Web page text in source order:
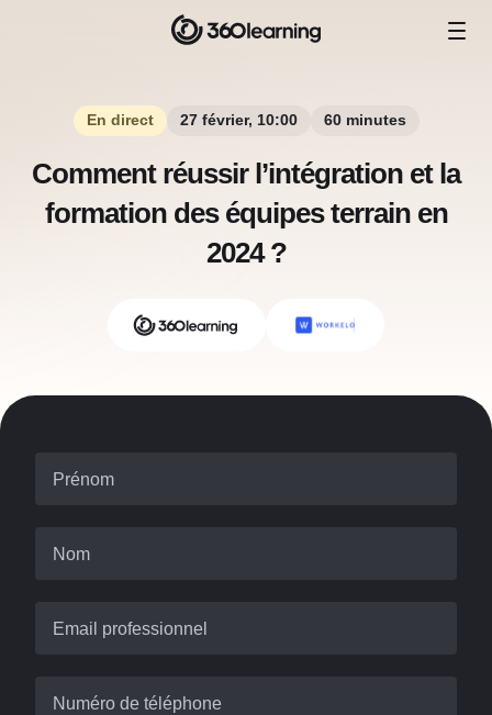
En direct 27 février, 10:00 60 minutes
Comment réussir l’intégration et la
formation des équipes terrain en
2024 ?
Prénom
Nom
Email professionnel
Numéro de téléphone